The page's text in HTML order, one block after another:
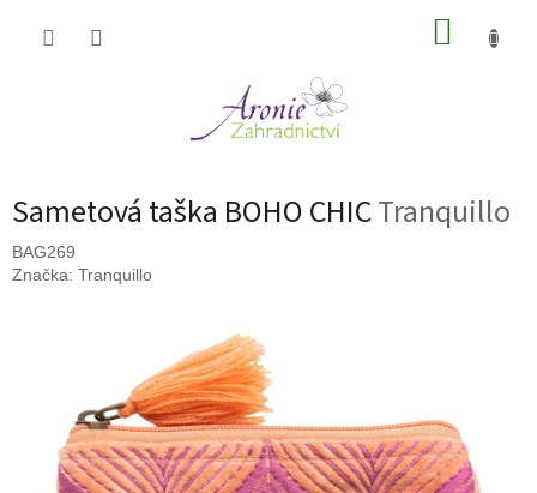
Sametová taška BOHO CHICTranquillo
BAG269
Značka: Tranquillo